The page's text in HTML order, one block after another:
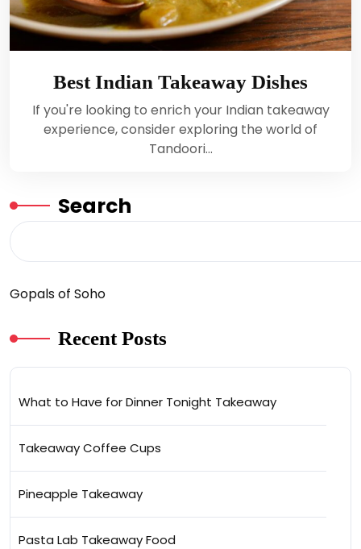
Best Indian Takeaway Dishes
If you're looking to enrich your Indian takeaway
experience, consider exploring the world of
Tandoori…
Search
Gopals of Soho
Recent Posts
What to Have for Dinner Tonight Takeaway
Takeaway Coffee Cups
Pineapple Takeaway
Pasta Lab Takeaway Food